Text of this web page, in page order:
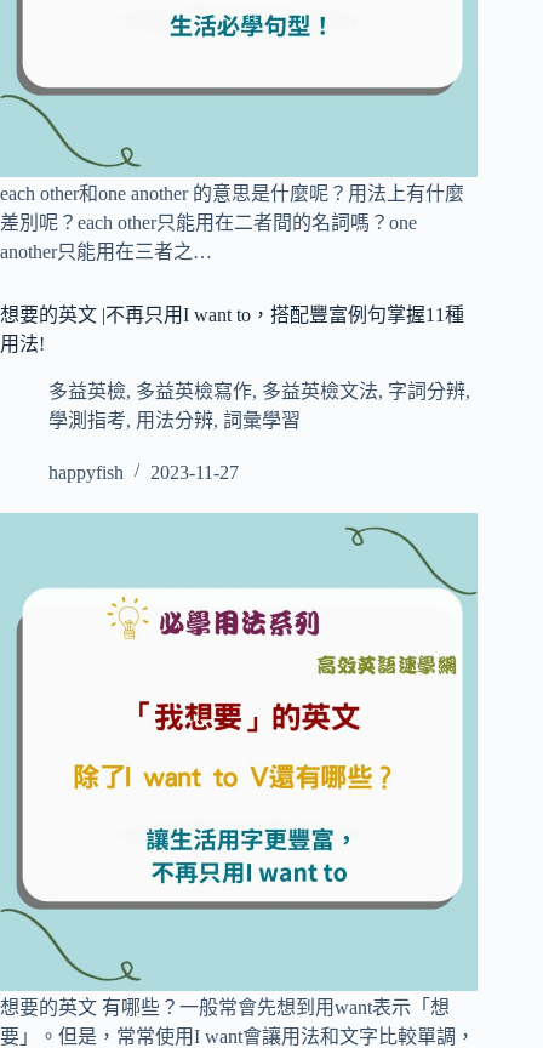
each other和one another 的意思是什麼呢？用法上有什麼
差別呢？each other只能用在二者間的名詞嗎？one
another只能用在三者之…
想要的英文 |不再只用I want to，搭配豐富例句掌握11種
用法!
多益英檢, 多益英檢寫作, 多益英檢文法, 字詞分辨,
學測指考, 用法分辨, 詞彙學習
happyfish 2023-11-27
想要的英文 有哪些？一般常會先想到用want表示「想
要」。但是，常常使用I want會讓用法和文字比較單調，